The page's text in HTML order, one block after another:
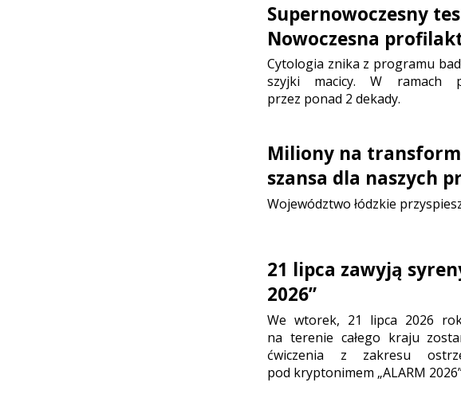
Supernowoczesny
Nowoczesna
Cytologia znika z programu
szyjki macicy. W ramach
przez ponad 2 dekady.
Miliony na
szansa dla naszych
Województwo łódzkie
21 lipca zawyją
2026”
We wtorek, 21 lipca 2026
na terenie całego kraju
ćwiczenia z zakresu
pod kryptonimem „ALARM